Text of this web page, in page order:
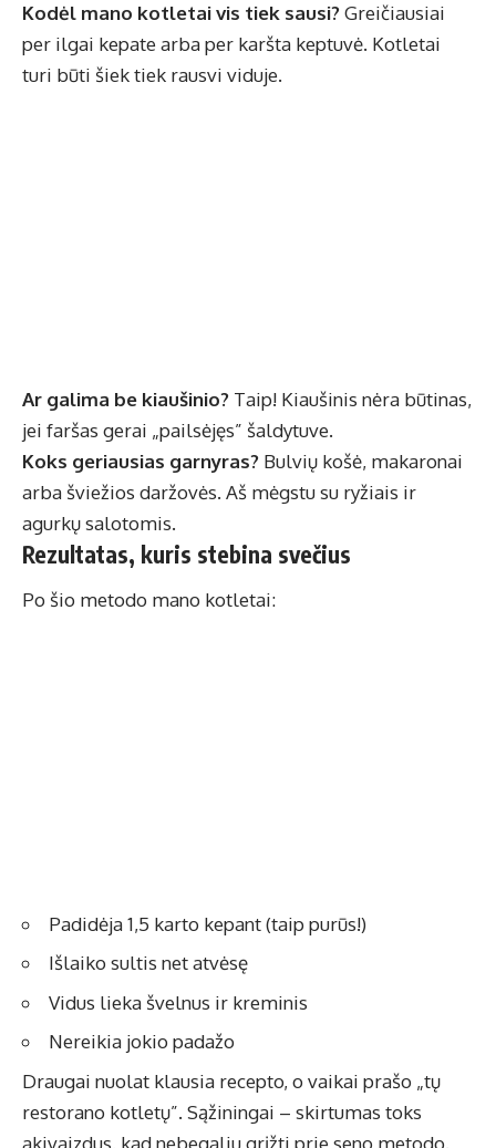
Kodėl mano kotletai vis tiek sausi?Greičiausiai
per ilgai kepate arba per karšta keptuvė. Kotletai
turi būti šiek tiek rausvi viduje.
Ar galima be kiaušinio? Taip! Kiaušinis nėra būtinas,
jei faršas gerai „pailsėjęs” šaldytuve.
Koks geriausias garnyras? Bulvių košė, makaronai
arba šviežios daržovės. Aš mėgstu su ryžiais ir
agurkų salotomis.
Rezultatas, kuris stebina svečius
Po šio metodo mano kotletai:
Padidėja 1,5 karto kepant (taip purūs!)
Išlaiko sultis net atvėsę
Vidus lieka švelnus ir kreminis
Nereikia jokio padažo
Draugai nuolat klausia recepto, o vaikai prašo „tų
restorano kotletų”. Sąžiningai – skirtumas toks
akivaizdus, kad nebegaliu grįžti prie seno metodo.